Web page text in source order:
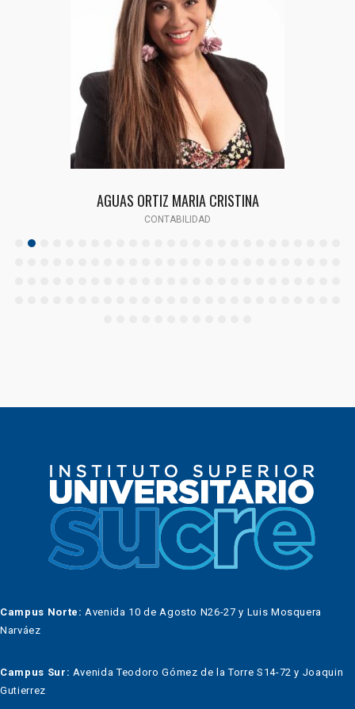
AGUAS ORTIZ MARIA CRISTINA
CONTABILIDAD
Campus Norte: Avenida 10 de Agosto N26-27 y Luis Mosquera
Narváez
Campus Sur: Avenida Teodoro Gómez de la Torre S14-72 y Joaquin
Gutierrez